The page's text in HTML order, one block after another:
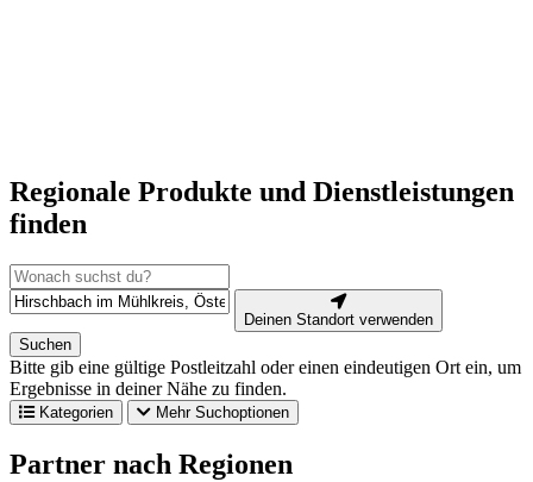
Regionale Produkte und Dienstleistungen
finden
Deinen Standort verwenden
Suchen
Bitte gib eine gültige Postleitzahl oder einen eindeutigen Ort ein, um
Ergebnisse in deiner Nähe zu finden.
Kategorien Mehr Suchoptionen
Partner nach Regionen